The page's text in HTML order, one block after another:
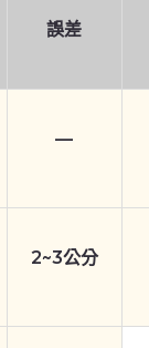
誤差
—
2~3公分